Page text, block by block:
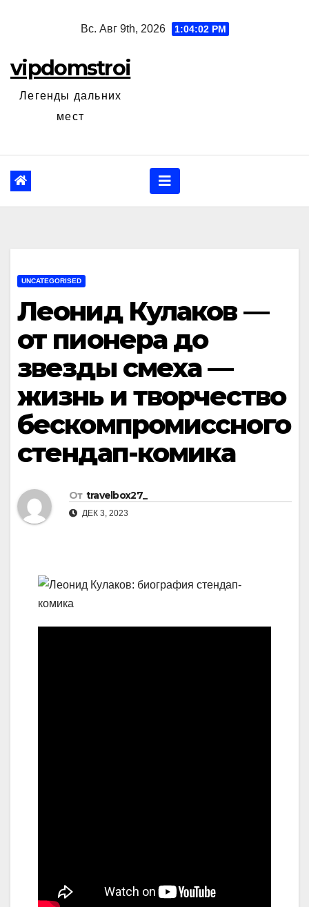
Вс. Авг 9th, 2026 1:04:03 PM
vipdomstroi
Легенды дальних
мест
UNCATEGORISED
Леонид Кулаков —
от пионера до
звезды смеха —
жизнь и творчество
бескомпромиссного
стендап-комика
От travelbox27_
ДЕК 3, 2023